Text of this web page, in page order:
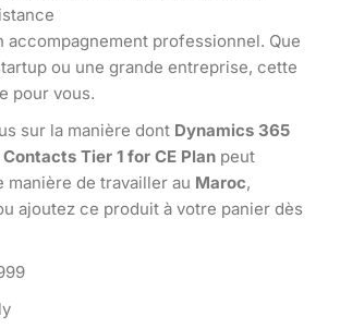
accompagnement professionnel. Que
ou une grande entreprise, cette
pour vous.
sur la manière dont Dynamics 365
Tier 1 for CE Plan peut
de travailler au Maroc,
ajoutez ce produit à votre panier dès